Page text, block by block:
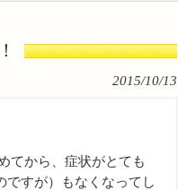
2015/10/13
てから、症状がとても
ですが）もなくなってし